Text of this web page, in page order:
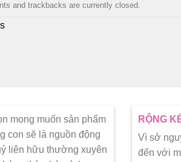
and trackbacks are currently closed.
mong muốn sản phẩm
con sẽ là nguồn động
liên hữu thường xuyên
RỘNG
Vì sở
đến với